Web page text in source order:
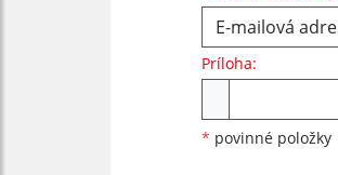
Príloha:
* povinné položky